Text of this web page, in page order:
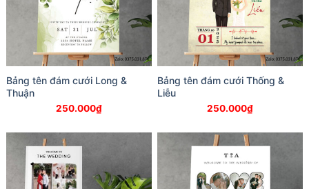
Bảng tên đám cưới Long &
Thuận
250.000₫
Bảng tên đám cưới Thống &
Liễu
250.000₫